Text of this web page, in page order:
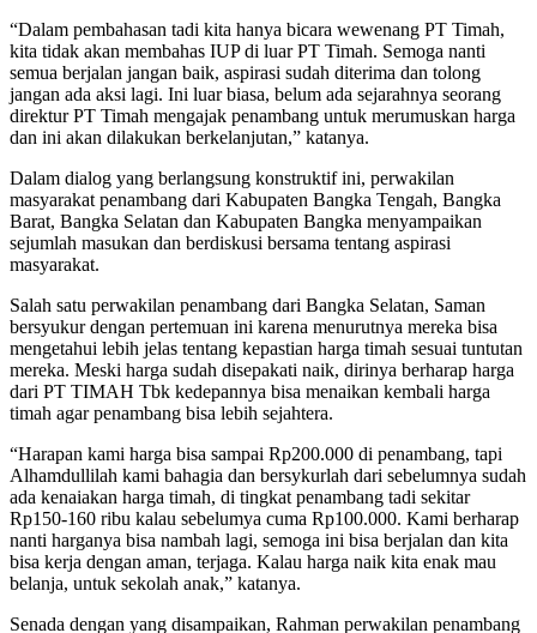
“Dalam pembahasan tadi kita hanya bicara wewenang PT Timah,
kita tidak akan membahas IUP di luar PT Timah. Semoga nanti
semua berjalan jangan baik, aspirasi sudah diterima dan tolong
jangan ada aksi lagi. Ini luar biasa, belum ada sejarahnya seorang
direktur PT Timah mengajak penambang untuk merumuskan harga
dan ini akan dilakukan berkelanjutan,” katanya.
Dalam dialog yang berlangsung konstruktif ini, perwakilan
masyarakat penambang dari Kabupaten Bangka Tengah, Bangka
Barat, Bangka Selatan dan Kabupaten Bangka menyampaikan
sejumlah masukan dan berdiskusi bersama tentang aspirasi
masyarakat.
Salah satu perwakilan penambang dari Bangka Selatan, Saman
bersyukur dengan pertemuan ini karena menurutnya mereka bisa
mengetahui lebih jelas tentang kepastian harga timah sesuai tuntutan
mereka. Meski harga sudah disepakati naik, dirinya berharap harga
dari PT TIMAH Tbk kedepannya bisa menaikan kembali harga
timah agar penambang bisa lebih sejahtera.
“Harapan kami harga bisa sampai Rp200.000 di penambang, tapi
Alhamdullilah kami bahagia dan bersykurlah dari sebelumnya sudah
ada kenaiakan harga timah, di tingkat penambang tadi sekitar
Rp150-160 ribu kalau sebelumya cuma Rp100.000. Kami berharap
nanti harganya bisa nambah lagi, semoga ini bisa berjalan dan kita
bisa kerja dengan aman, terjaga. Kalau harga naik kita enak mau
belanja, untuk sekolah anak,” katanya.
Senada dengan yang disampaikan, Rahman perwakilan penambang